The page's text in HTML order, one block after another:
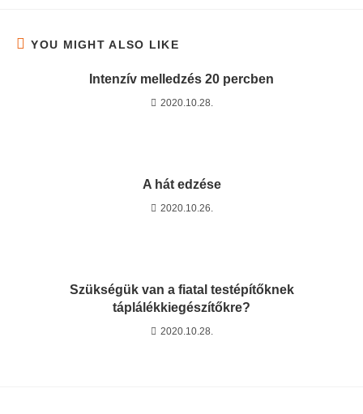
YOU MIGHT ALSO LIKE
Intenzív melledzés 20 percben
2020.10.28.
A hát edzése
2020.10.26.
Szükségük van a fiatal testépítőknek
táplálékkiegészítőkre?
2020.10.28.